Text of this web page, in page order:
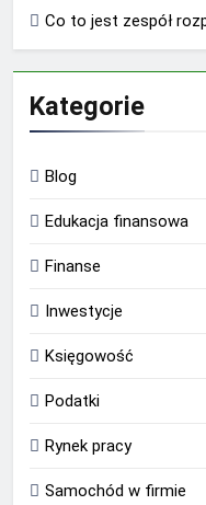
Co to jest zespół
Kategorie
Blog
Edukacja finansowa
Finanse
Inwestycje
Księgowość
Podatki
Rynek pracy
Samochód w firmie